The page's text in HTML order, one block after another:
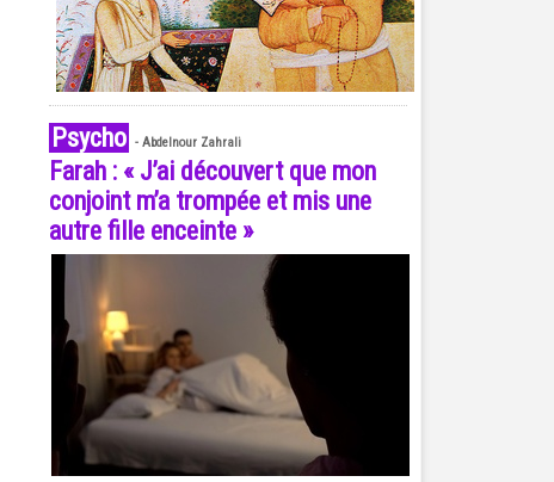
Psycho - Abdelnour Zahrali
Farah : « J’ai découvert que mon
conjoint m’a trompée et mis une
autre fille enceinte »